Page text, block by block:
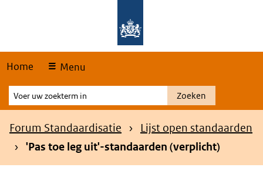
Home Menu
Voer
uw
zoekterm
Zoeken
Kruimelpad
Forum Standaardisatie
Lijst open standaarden
'Pas toe leg uit'-standaarden (verplicht)